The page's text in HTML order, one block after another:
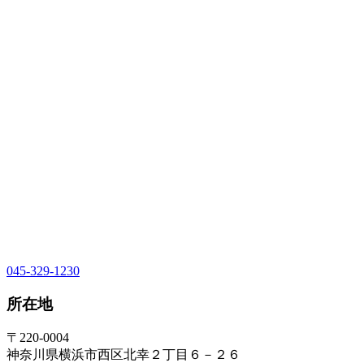
045-329-1230
所在地
〒220-0004
神奈川県横浜市西区北幸２丁目６－２６